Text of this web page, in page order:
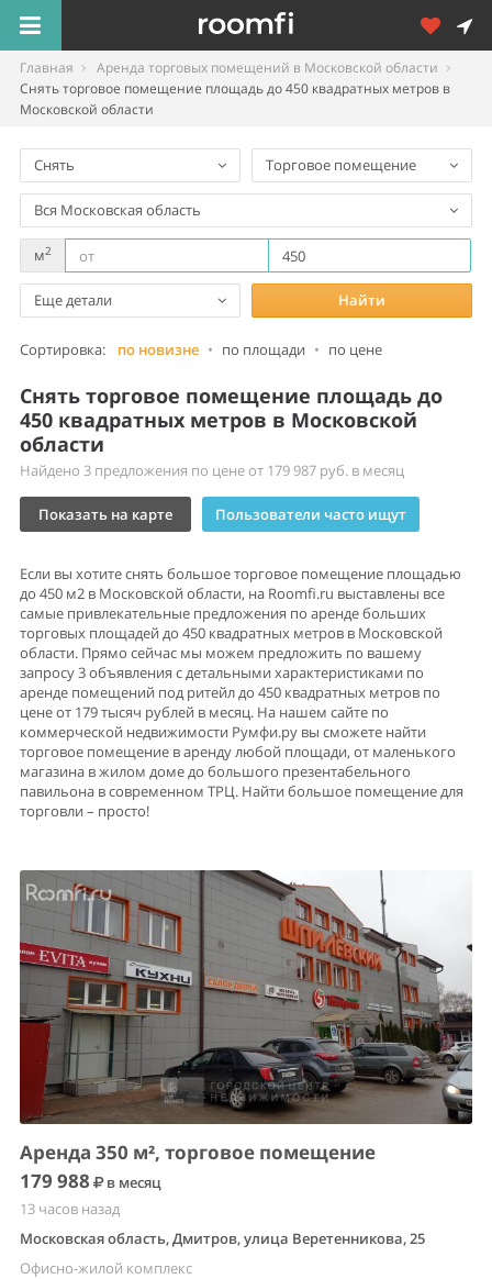
Главная
Аренда торговых помещений в Московской области
Снять торговое помещение площадь до 450 квадратных метров в
Московской области
Снять Торговое помещение
Вся Московская область
м2
Еще детали Найти
Сортировка: по новизне • по площади • по цене
Снять торговое помещение площадь до
450 квадратных метров в Московской
области
Найдено 3 предложения по цене от 179 987 руб. в месяц
Показать на карте Пользователи часто ищут
Если вы хотите снять большое торговое помещение площадью
до 450 м2 в Московской области, на Roomfi.ru выставлены все
самые привлекательные предложения по аренде больших
торговых площадей до 450 квадратных метров в Московской
области. Прямо сейчас мы можем предложить по вашему
запросу 3 объявления с детальными характеристиками по
аренде помещений под ритейл до 450 квадратных метров по
цене от 179 тысяч рублей в месяц. На нашем сайте по
коммерческой недвижимости Румфи.ру вы сможете найти
торговое помещение в аренду любой площади, от маленького
магазина в жилом доме до большого презентабельного
павильона в современном ТРЦ. Найти большое помещение для
торговли – просто!
Аренда 350 м², торговое помещение
179 988
в месяц
13 часов назад
Московская область, Дмитров, улица Веретенникова, 25
Офисно-жилой комплекс